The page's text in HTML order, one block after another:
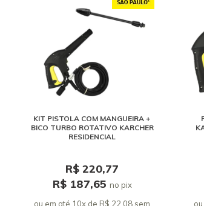
KIT PISTOLA COM MANGUEIRA +
BICO TURBO ROTATIVO KARCHER
RESIDENCIAL
R$ 220,77
R$ 187,65 no pix
ou em até 10x de R$ 22,08 sem